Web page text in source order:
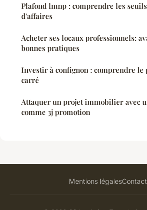
Plafond lmnp : comprendre les
d'affaires
Acheter ses locaux professionnels:
bonnes pratiques
Investir à confignon : comprendre le
carré
Attaquer un projet immobilier avec
comme 3j promotion
Mentions légalesContact